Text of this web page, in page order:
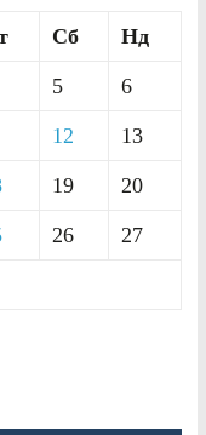
Сб Нд
5 6
12 13
19 20
26 27